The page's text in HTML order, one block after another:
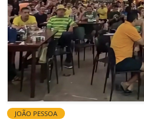
JOÃO PESSOA